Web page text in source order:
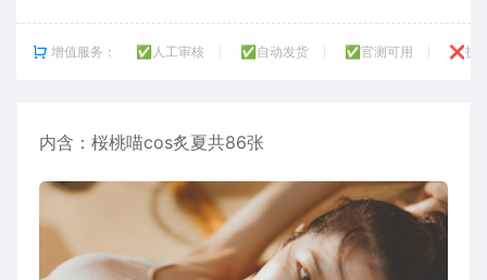
增值服务： ✅人工审核 ✅自动发货 ✅官测可用 ❌技
内含： 桜桃喵cos炙夏共86张